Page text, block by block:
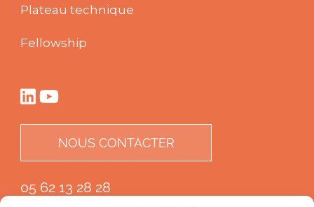
Plateau technique
Fellowship
NOUS CONTACTER
05 62 13 28 28